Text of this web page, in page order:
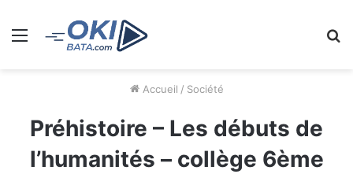
Menu
Accueil / Société
Préhistoire – Les débuts de
l’humanités – collège 6ème